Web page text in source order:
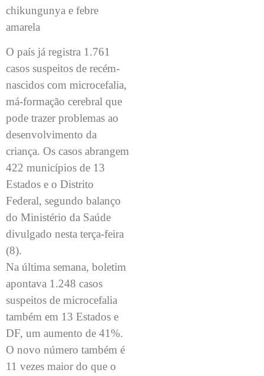
chikungunya e febre
amarela
O país já registra 1.761
casos suspeitos de recém-
nascidos com microcefalia,
má-formação cerebral que
pode trazer problemas ao
desenvolvimento da
criança. Os casos abrangem
422 municípios de 13
Estados e o Distrito
Federal, segundo balanço
do Ministério da Saúde
divulgado nesta terça-feira
(8).
Na última semana, boletim
apontava 1.248 casos
suspeitos de microcefalia
também em 13 Estados e
DF, um aumento de 41%.
O novo número também é
11 vezes maior do que o